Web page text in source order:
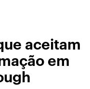
aceitam
em